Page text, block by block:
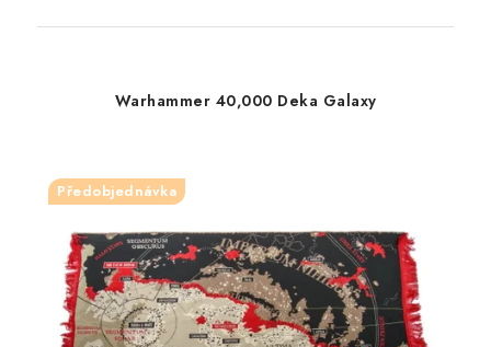
Warhammer 40,000 Deka Galaxy
Předobjednávka